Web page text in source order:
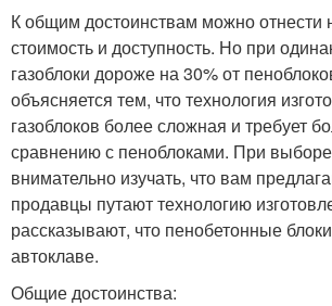
К общим достоинствам можно отнести
стоимость и доступность. Но при
газоблоки дороже на 30% от
объясняется тем, что технология
газоблоков более сложная и требует
сравнению с пеноблоками. При
внимательно изучать, что вам
продавцы путают технологию
рассказывают, что пенобетонные
автоклаве.
Общие достоинства: